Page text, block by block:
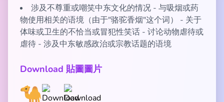
涉及不尊重或嘲笑中东文化的情况 - 与吸烟或药
物使用相关的语境（由于"骆驼香烟"这个词） - 关于
体味或卫生的不恰当或冒犯性笑话 - 讨论动物虐待或
虐待 - 涉及中东敏感政治或宗教话题的语境
Download 貼圖圖片